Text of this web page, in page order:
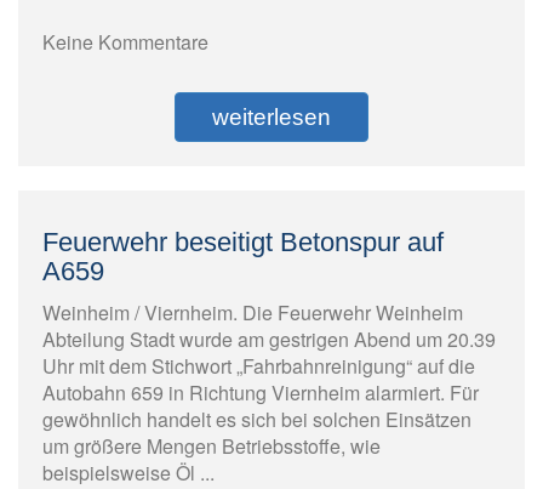
Keine Kommentare
weiterlesen
Feuerwehr beseitigt Betonspur auf
A659
Weinheim / Viernheim. Die Feuerwehr Weinheim
Abteilung Stadt wurde am gestrigen Abend um 20.39
Uhr mit dem Stichwort „Fahrbahnreinigung“ auf die
Autobahn 659 in Richtung Viernheim alarmiert. Für
gewöhnlich handelt es sich bei solchen Einsätzen
um größere Mengen Betriebsstoffe, wie
beispielsweise Öl ...